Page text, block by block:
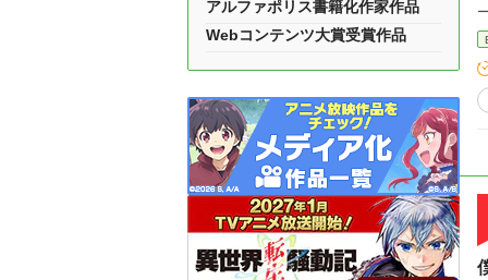
アルファポリス書籍化作家作品
Webコンテンツ大賞受賞作品